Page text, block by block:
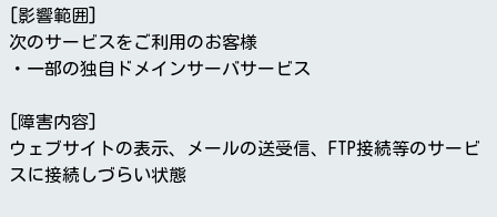
[影響範囲]
次のサービスをご利用のお客様
・一部の独自ドメインサーバサービス
[障害内容]
ウェブサイトの表示、メールの送受信、FTP接続等のサービ
スに接続しづらい状態